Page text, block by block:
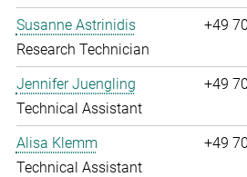
Susanne Astrinidis
Research Technician
+49
Jennifer Juengling
Technical Assistant
+49
Alisa Klemm
Technical Assistant
+49